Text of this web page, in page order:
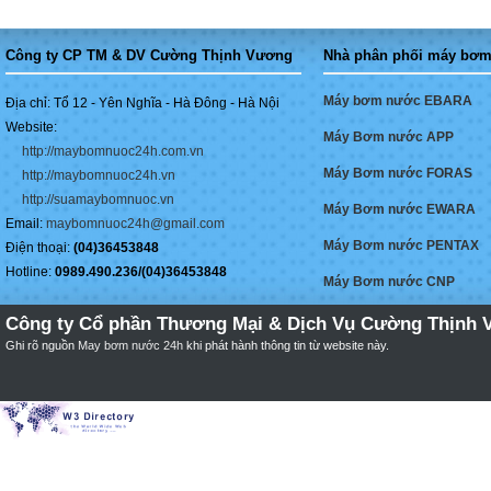
Công ty CP TM & DV Cường Thịnh Vương
Địa chỉ: Tổ 12 - Yên Nghĩa - Hà Đông - Hà Nội
Website:
http://maybomnuoc24h.com.vn
http://maybomnuoc24h.vn
http://suamaybomnuoc.vn
Email: maybomnuoc24h@gmail.com
Điện thoại: (04)36453848
Hotline: 0989.490.236/(04)36453848
Nhà phân phối máy
Máy bơm nước EBARA
Máy Bơm nước APP
Máy Bơm nước FORAS
Máy Bơm nước EWARA
Máy Bơm nước PENTAX
Máy Bơm nước CNP
Công ty Cổ phần Thương Mại & Dịch Vụ Cường Thịnh
Ghi rõ nguồn May bơm nước 24h khi phát hành thông tin từ website này.